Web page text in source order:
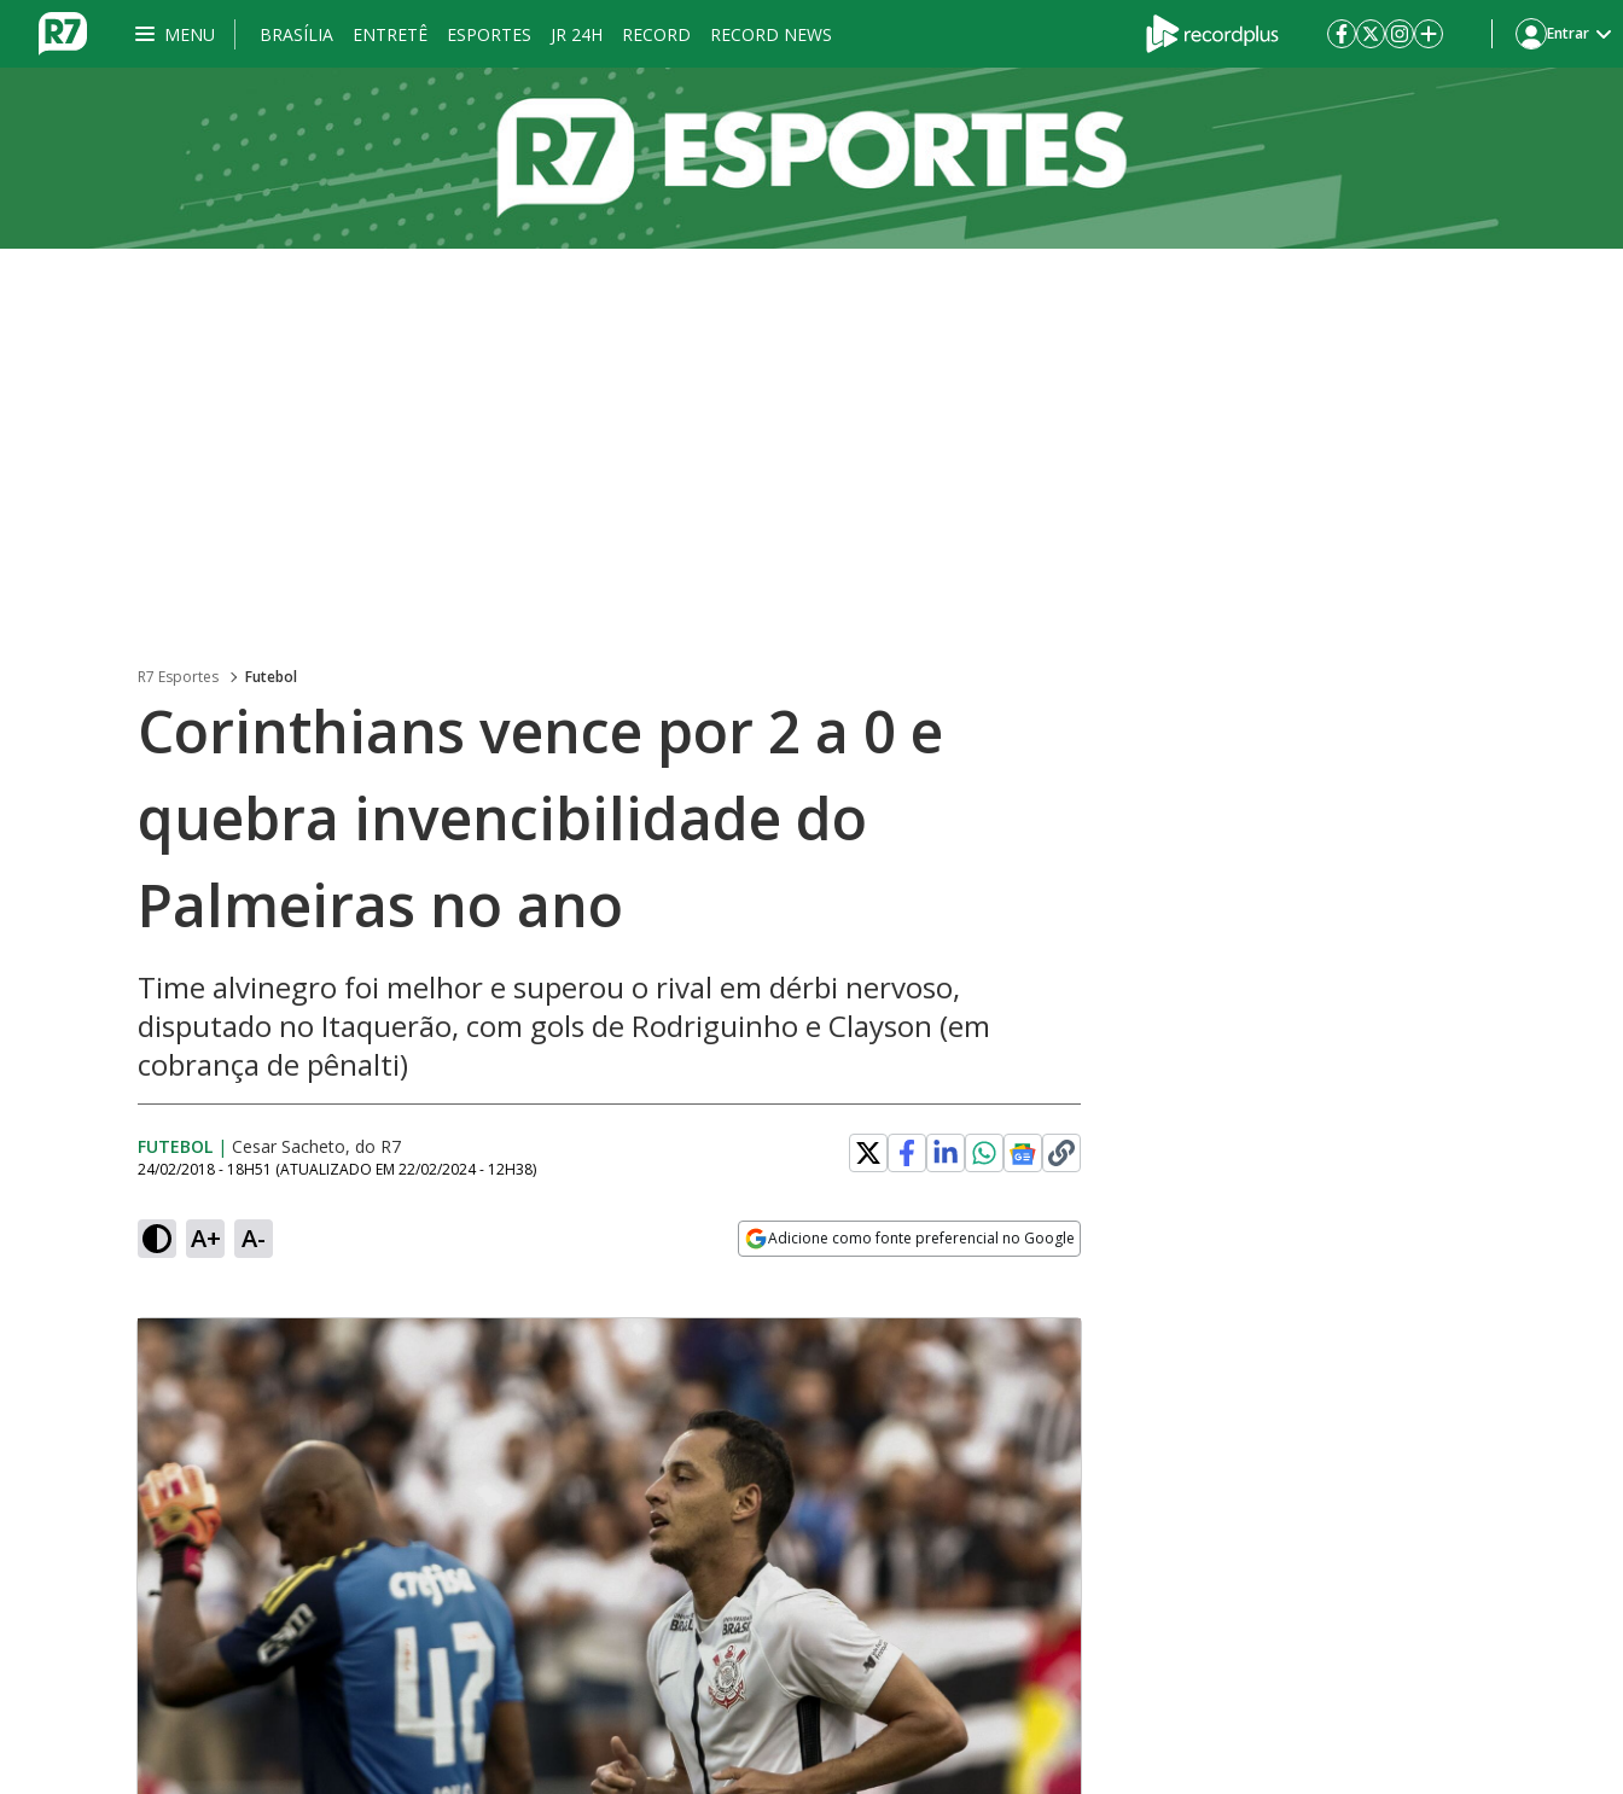
MENU BRASÍLIA ENTRETÊ ESPORTES JR 24H RECORD RECORD NEWS Entrar
R7 Esportes Futebol
Corinthians vence por 2 a 0 e
quebra invencibilidade do
Palmeiras no ano
Time alvinegro foi melhor e superou o rival em dérbi nervoso,
disputado no Itaquerão, com gols de Rodriguinho e Clayson (em
cobrança de pênalti)
FUTEBOL | Cesar Sacheto, do R7
24/02/2018 - 18H51 (ATUALIZADO EM 22/02/2024 - 12H38)
A+ A- Adicione como fonte preferencial no Google